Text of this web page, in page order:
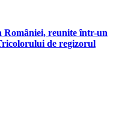
României, reunite într-un
de regizorul